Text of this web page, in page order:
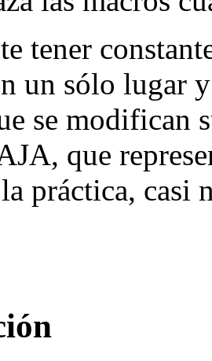
tener
un sólo lugar
se modifican
que
práctica, casi